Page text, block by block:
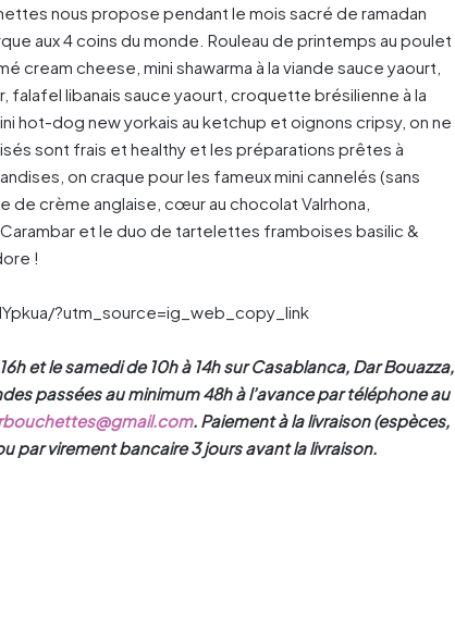
nous propose pendant le mois sacré de ramadan
aux 4 coins du monde. Rouleau de printemps au poulet
cream cheese, mini shawarma à la viande sauce yaourt,
falafel libanais sauce yaourt, croquette brésilienne à la
hot-dog new yorkais au ketchup et oignons cripsy, on ne
sont frais et healthy et les préparations prêtes à
on craque pour les fameux mini cannelés (sans
de crème anglaise, cœur au chocolat Valrhona,
et le duo de tartelettes framboises basilic &
!
?utm_source=ig_web_copy_link
et le samedi de 10h à 14h sur Casablanca, Dar Bouazza,
passées au minimum 48h à l’avance par téléphone au
. Paiement à la livraison (espèces,
par virement bancaire 3 jours avant la livraison.